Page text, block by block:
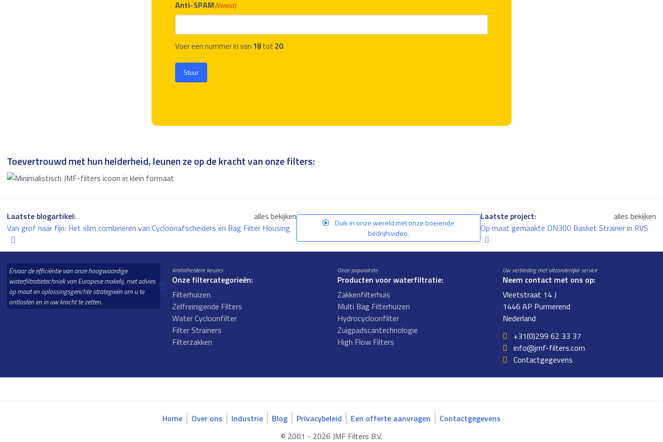
Anti-SPAM(Vereist)
Voer een nummer in van 18tot 20.
Stuur
Toevertrouwd met hun helderheid, leunen ze op de kracht van onze filters:
Laatste blogartikel:
alles bekijken
Van grof naar fijn: Het slim combineren van Cycloonafscheiders en Bag Filter Housing
Duik in onze wereld met onze boeiende
bedrijfsvideo.
Laatste project:
alles bekijken
Op maat gemaakte DN300 Basket Strainer in RVS
Ervaar de efficiëntie van onze hoogwaardige
waterfiltratietechniek van Europese makelij, met advies
op maat en oplossingsgerichte strategieën om u te
ontlasten en in uw kracht te zetten.
Kristalheldere keuzes
Onze filtercategorieën:
Filterhuizen
Zelfreinigende Filters
Water Cycloonfilter
Filter Strainers
Filterzakken
Onze populairste
Producten voor waterfiltratie:
Zakkenfilterhuis
Multi Bag Filterhuizen
Hydrocycloonfilter
Zuigpadscantechnologie
High Flow Filters
Uw verbinding met uitzonderlijke service
Neem contact met ons op:
Vleetstraat 14 J
1446 AP Purmerend
Nederland
+31(0)299 62 33 37
info@jmf-filters.com
Contactgegevens
Home Over ons Industrie Blog Privacybeleid Een offerte aanvragen
Contactgegevens
© 2001 - 2026 JMF Filters B.V.